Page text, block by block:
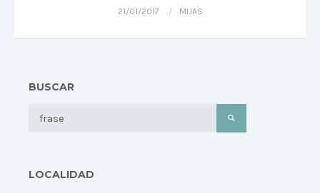
21/01/2017 MIJAS
BUSCAR
LOCALIDAD